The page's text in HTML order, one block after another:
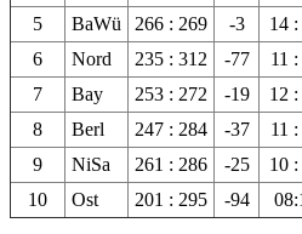
5 BaWü 266 : 269 -3 14
6
Nord 235 : 312 -77 11
7
Bay 253 : 272 -19 12
8
Berl 247 : 284 -37 11
9
NiSa 261 : 286 -25 10
10
Ost 201 : 295 -94